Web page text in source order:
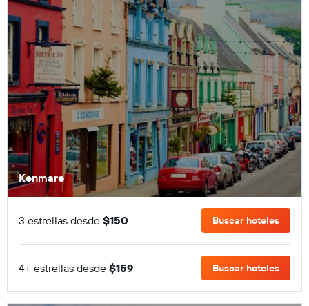
Kenmare
3 estrellas desde $150 Buscar hoteles
4+ estrellas desde $159 Buscar hoteles